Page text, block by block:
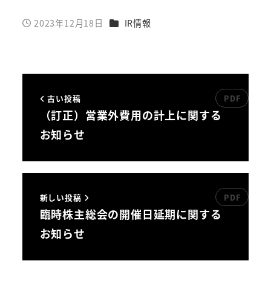
投稿日
2023年12月18日 カテゴリー
IR情報
古い投稿
（訂正）営業外費用の計上に関する
お知らせ
新しい投稿
臨時株主総会の開催日延期に関する
お知らせ